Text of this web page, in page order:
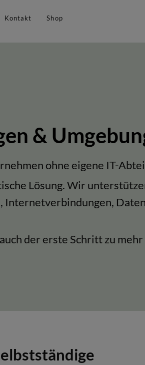
Kontakt Shop
&
ohne eigene IT-
Lösung. Wir
der erste Schritt zu